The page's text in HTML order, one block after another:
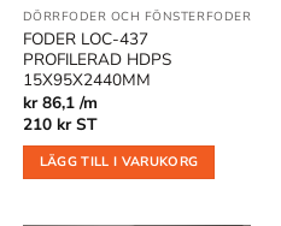
DÖRRFODER OCH FÖNSTERFODER
FODER LOC-437
PROFILERAD HDPS
15X95X2440MM
kr 86,1 /m
210 kr ST
LÄGG TILL I VARUKORG